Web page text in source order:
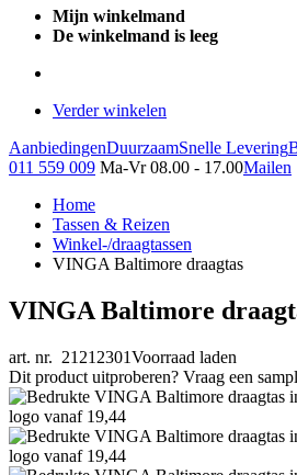
Mijn winkelmand
De winkelmand is leeg
Verder winkelen
AanbiedingenDuurzaamSnelle Levering
011 559 009 Ma-Vr 08.00 - 17.00Mailen
Home
Tassen & Reizen
Winkel-/draagtassen
VINGA Baltimore draagtas
VINGA Baltimore
art. nr. 21212301Voorraad laden
Dit product uitproberen? Vraag een